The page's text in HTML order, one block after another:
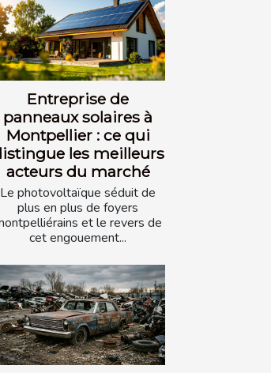
Entreprise de
panneaux solaires à
Montpellier : ce qui
les meilleurs
acteurs du marché
Le photovoltaïque séduit de
plus en plus de foyers
et le revers de
cet engouement...